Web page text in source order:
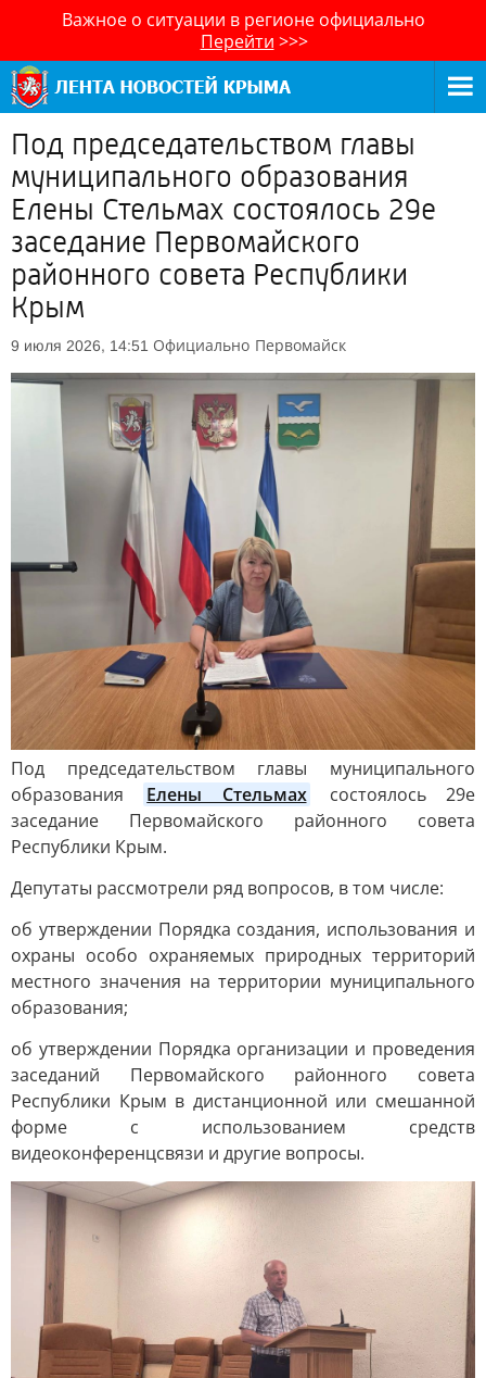
Важное о ситуации в регионе официально
Перейти >>>
Под председательством главы
муниципального образования
Елены Стельмах состоялось 29е
заседание Первомайского
районного совета Республики
Крым
9 июля 2026, 14:51 Официально Первомайск
Под председательством главы муниципального
образования
Елены Стельмах
состоялось 29е
заседание Первомайского районного совета
Республики Крым.
Депутаты рассмотрели ряд вопросов, в том числе:
об утверждении Порядка создания, использования и
охраны особо охраняемых природных территорий
местного значения на территории муниципального
образования;
об утверждении Порядка организации и проведения
заседаний Первомайского районного совета
Республики Крым в дистанционной или смешанной
форме с использованием средств
видеоконференцсвязи и другие вопросы.